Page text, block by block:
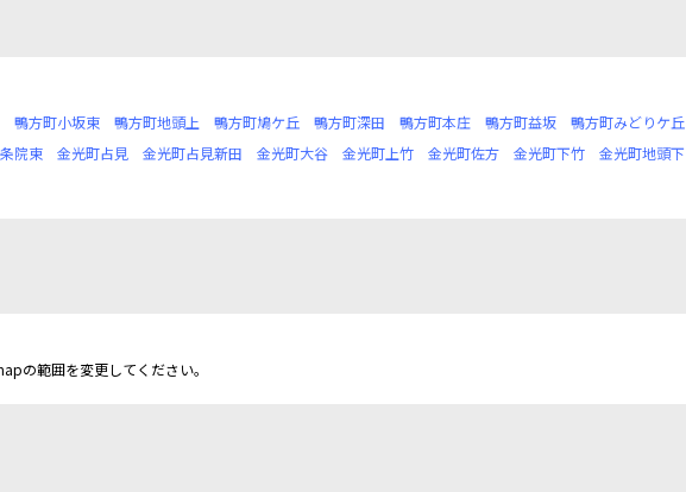
鴨方町小坂東 鴨方町地頭上 鴨方町鳩ケ丘 鴨方町深田 鴨方町本庄 鴨方町益坂 鴨方町みどりケ丘
院東 金光町占見 金光町占見新田 金光町大谷 金光町上竹 金光町佐方 金光町下竹 金光町地頭下
の範囲を変更してください。